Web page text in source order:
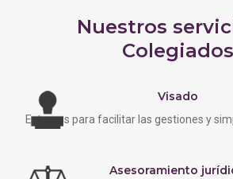
Nuestros
Colegiados
Visado
Estamos para facilitar las gestiones y
Asesoramiento